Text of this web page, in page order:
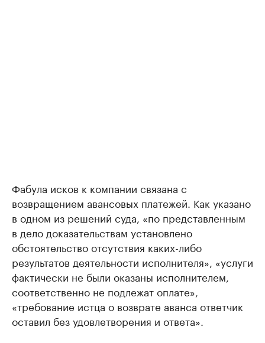
Фабула исков к компании связана с
возвращением авансовых платежей. Как указано
в одном из решений суда, «по представленным
в дело доказательствам установлено
обстоятельство отсутствия каких-либо
результатов деятельности исполнителя», «услуги
фактически не были оказаны исполнителем,
соответственно не подлежат оплате»,
«требование истца о возврате аванса ответчик
оставил без удовлетворения и ответа».